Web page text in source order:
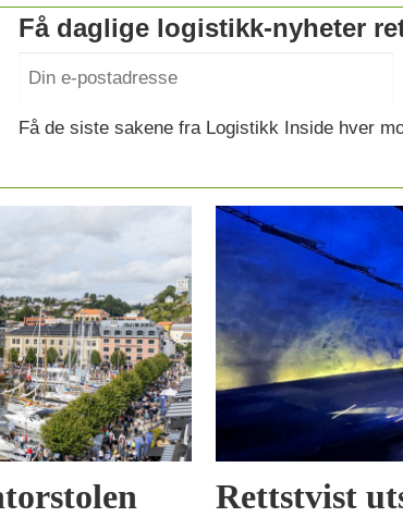
Få daglige logistikk-nyheter
Få de siste sakene fra Logistikk Inside hver
Rettstvist